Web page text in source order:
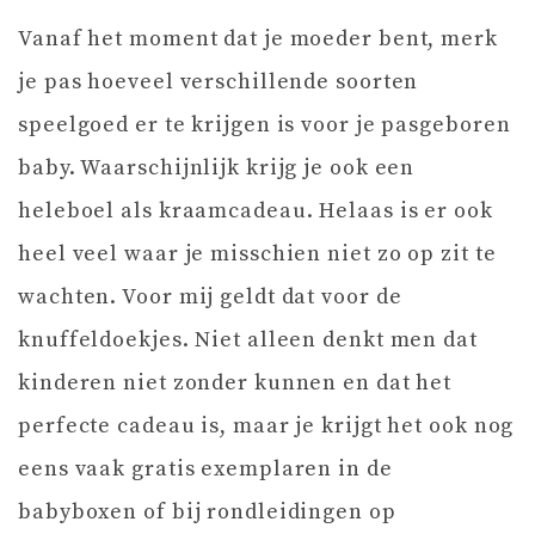
Vanaf het moment dat je moeder bent, merk
je pas hoeveel verschillende soorten
speelgoed er te krijgen is voor je pasgeboren
baby. Waarschijnlijk krijg je ook een
heleboel als kraamcadeau. Helaas is er ook
heel veel waar je misschien niet zo op zit te
wachten. Voor mij geldt dat voor de
knuffeldoekjes. Niet alleen denkt men dat
kinderen niet zonder kunnen en dat het
perfecte cadeau is, maar je krijgt het ook nog
eens vaak gratis exemplaren in de
babyboxen of bij rondleidingen op